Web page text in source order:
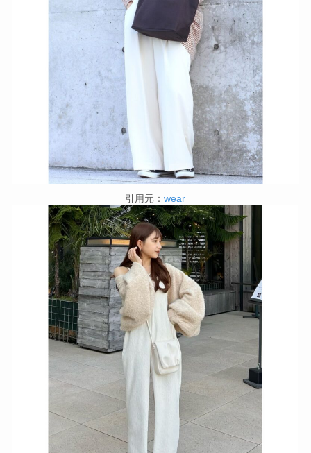
引用元：wear